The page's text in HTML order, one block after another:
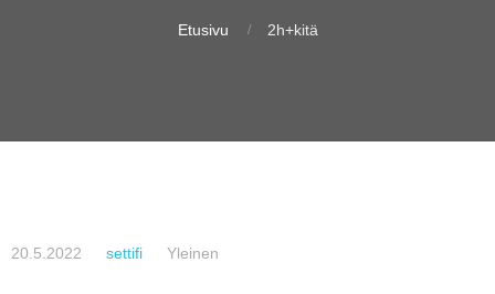
Etusivu 2h+kitä
20.5.2022 settifi Yleinen